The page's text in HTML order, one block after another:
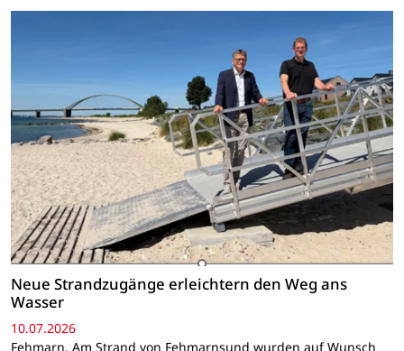
Neue Strandzugänge erleichtern den Weg ans
Wasser
10.07.2026
Fehmarn. Am Strand von Fehmarnsund wurden auf Wunsch